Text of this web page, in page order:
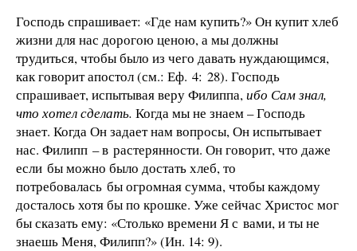
Господь спрашивает: «Где нам купить?» Он купит хлеб
жизни для нас дорогою ценою, а мы должны
трудиться, чтобы было из чего давать нуждающимся,
как говорит апостол (см.: Еф. 4: 28). Господь
спрашивает, испытывая веру Филиппа,ибо Сам знал,
что хотел сделать. Когда мы не знаем – Господь
знает. Когда Он задает нам вопросы, Он испытывает
нас. Филипп – в растерянности. Он говорит, что даже
если бы можно было достать хлеб, то
потребовалась бы огромная сумма, чтобы каждому
досталось хотя бы по крошке. Уже сейчас Христос мог
бы сказать ему: «Столько времени Я с вами, и ты не
знаешь Меня, Филипп?» (Ин. 14: 9).